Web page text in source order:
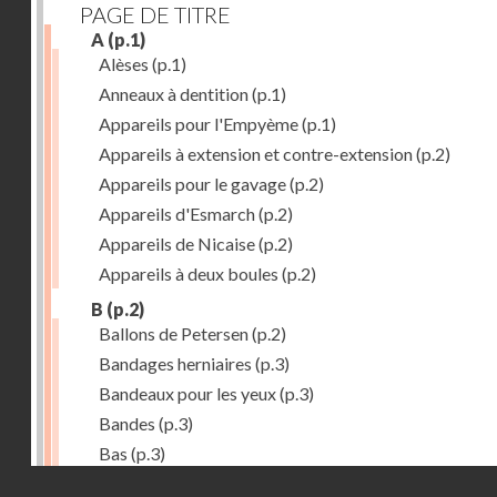
PAGE DE TITRE
A (p.1)
Alèses (p.1)
Anneaux à dentition(p.1)
Appareils pour l'Empyème(p.1)
Appareils à extension et contre-extension(p.2)
Appareils pour le gavage(p.2)
Appareils d'Esmarch(p.2)
Appareils de Nicaise(p.2)
Appareils à deux boules (p.2)
B (p.2)
Ballons de Petersen(p.2)
Bandages herniaires (p.3)
Bandeaux pour les yeux(p.3)
Bandes (p.3)
Bas (p.3)